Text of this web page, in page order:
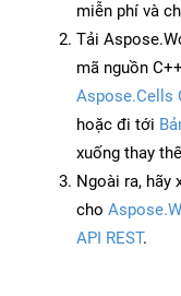
miễn phí và
Tải
mã nguồn
Aspose.Cells
hoặc đi tới
xuống thay
Ngoài ra, hãy
cho
API REST.